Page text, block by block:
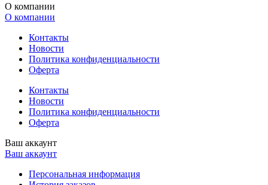
О компании
О компании
Контакты
Новости
Политика конфиденциальности
Оферта
Контакты
Новости
Политика конфиденциальности
Оферта
Ваш аккаунт
Ваш аккаунт
Персональная информация